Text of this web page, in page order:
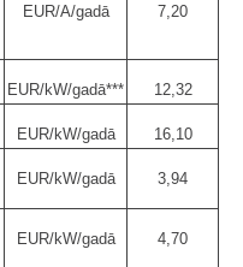
EUR/A/gadā 7,20
EUR/kW/gadā***
12,32
EUR/kW/gadā
16,10
EUR/kW/gadā 3,94
EUR/kW/gadā 4,70